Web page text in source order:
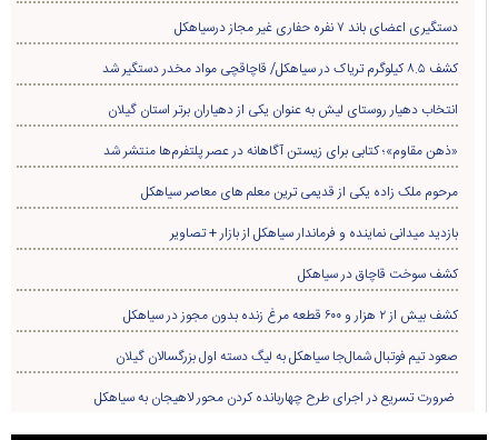
دستگیری اعضای باند ۷ نفره حفاری غير مجاز درسیاهکل
کشف ۸.۵ کیلوگرم تریاک در سیاهکل/ قاچاقچی مواد مخدر دستگیر شد
انتخاب دهیار روستای لیش به عنوان یکی از دهیاران برتر استان گیلان
«ذهن مقاوم»؛ کتابی برای زیستن آگاهانه در عصر پلتفرم‌ها منتشر شد
مرحوم ملک زاده یکی از قدیمی ترین معلم های معاصر سیاهکل
بازدید میدانی نماینده و فرماندار سیاهکل از بازار + تصاویر
کشف سوخت قاچاق در سياهکل
کشف بیش از ۲ هزار و ۶۰۰ قطعه مرغ زنده بدون مجوز در سیاهکل
صعود تیم فوتبال شمال‌جا‌ سیاهکل به لیگ دسته اول بزرگسالان گیلان
ضرورت تسریع در اجرای طرح چهاربانده کردن محور لاهیجان به سیاهکل